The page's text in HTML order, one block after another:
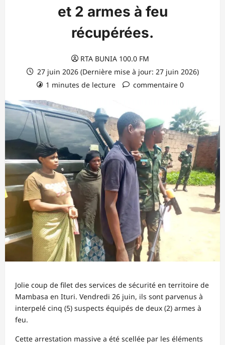
et 2 armes à feu
récupérées.
RTA BUNIA 100.0 FM
27 juin 2026 (Dernière mise à jour: 27 juin 2026)
1 minutes de lecture
commentaire 0
Jolie coup de filet des services de sécurité en territoire de
Mambasa en Ituri. Vendredi 26 juin, ils sont parvenus à
interpelé cinq (5) suspects équipés de deux (2) armes à
feu.
Cette arrestation massive a été scellée par les éléments